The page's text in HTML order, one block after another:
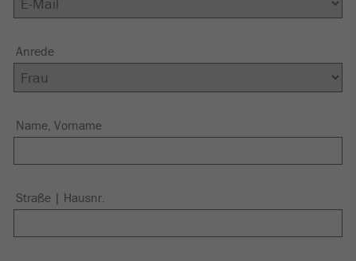
Anrede
Name, Vorname
Straße | Hausnr.